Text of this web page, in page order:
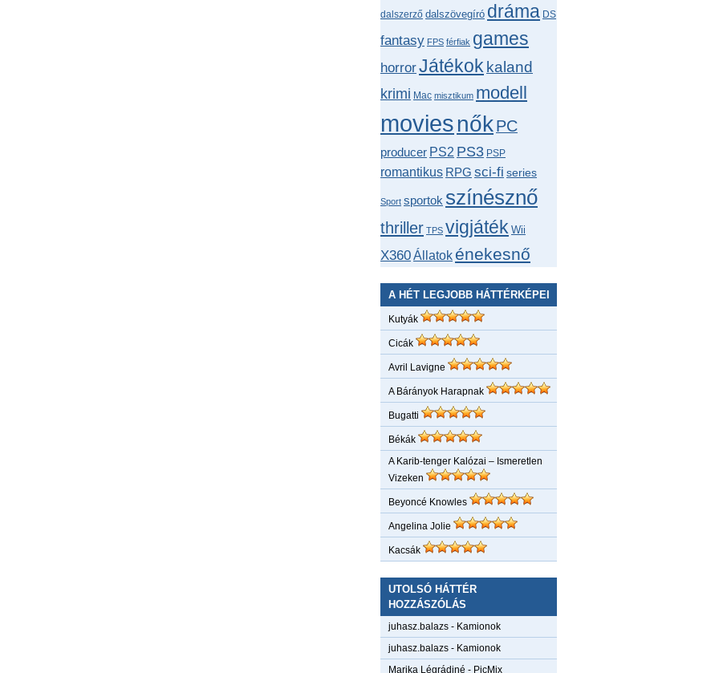
dalszerző dalszövegíró dráma DS
fantasy FPS férfiak games
horrorJátékok kaland
krimi Mac misztikum modell
moviesnőkPC
producer PS2 PS3 PSP
romantikus RPG sci-fi series
Sport sportok színésznő
thriller TPS vigjáték Wii
X360Állatok énekesnő
A HÉT LEGJOBB HÁTTÉRKÉPEI
Kutyák
Cicák
Avril Lavigne
A Bárányok Harapnak
Bugatti
Békák
A Karib-tenger Kalózai – Ismeretlen
Vizeken
Beyoncé Knowles
Angelina Jolie
Kacsák
UTOLSÓ HÁTTÉR
HOZZÁSZÓLÁS
juhasz.balazs - Kamionok
juhasz.balazs - Kamionok
Marika Légrádiné - PicMix